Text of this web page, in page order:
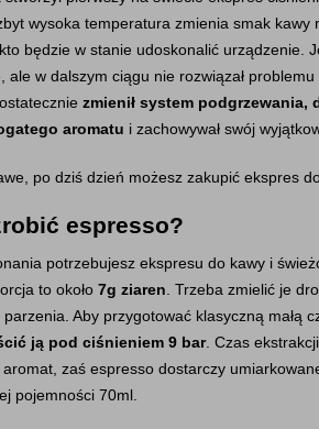
wysoka temperatura zmienia smak
będzie w stanie udoskonalić urządzenie.
ale w dalszym ciągu nie rozwiązał
zmienił system podgrzewania,
aromatu i zachowywał swój
po dziś dzień możesz zakupić ekspres
espresso?
potrzebujesz ekspresu do kawy i
to około 7g ziaren . Trzeba zmielić je
parzenia. Aby przygotować klasyczną małą
ją pod ciśnieniem 9 bar. Czas
aromat, zaś espresso dostarczy
pojemności 70ml.